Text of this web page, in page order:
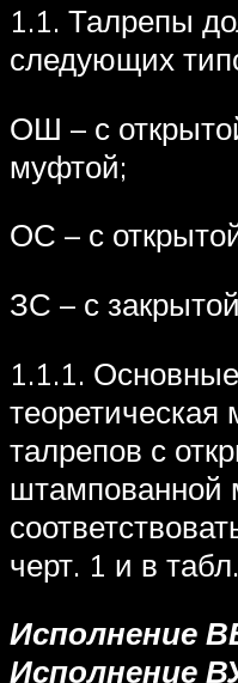
1.1. Талрепы
следующих
ОШ – с
муфтой;
ОС – с
ЗС – с
1.1.1.
теоретическая
талрепов с
штампованной
черт. 1 и в
Исполнение
Исполнение